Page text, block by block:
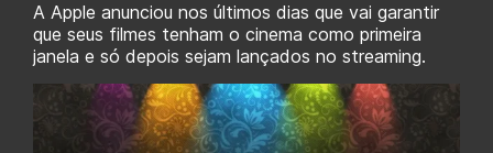
A Apple anunciou nos últimos dias que vai garantir
que seus filmes tenham o cinema como primeira
janela e só depois sejam lançados no streaming.